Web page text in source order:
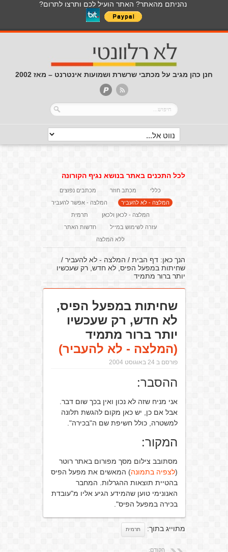
נהניתם מהאתר? האתר הועיל לכם ותרצו לתרום?
חנן כהן מגיב על מכתבי שרשרת ושמועות אינטרנט – מאז 2002
לכל התכנים באתר בנושא נגיף הקורונה
כללי מכתב חוזר
מכתבים נפוצים
המלצה - לא להעביר
המלצה - אפשר להעביר
המלצה - לכאן ולכאן
תרמית
עזרה לשימוש במייל
חדשות האתר
ללא המלצה
הנך כאן:דף הבית / המלצה - לא להעביר /
שחיתות במפעל הפיס, לא חדש, רק שעכשיו
יותר ברור מתמיד
שחיתות במפעל הפיס,
לא חדש, רק שעכשיו
יותר ברור מתמיד
(המלצה - לא להעביר)
פורסם ב 24 באוגוסט 2004
ההסבר:
אני מניח שזה לא נכון ואין בכך שום דבר.
אבל אם כן, יש כאן מקום להגשת תלונה
למשטרה, כולל חשיפת שם ה"בכירה".
המקור:
מסתובב צילום מסך מפורום באתר רוטר
(לצפיה בתמונה) המאשים את מפעל הפיס
בהטיית תוצאות ההגרלות. המחבר
האנונימי טוען שהמידע הגיע אליו מ"עובדת
בכירה במפעל הפיס".
מתוייג בתוך: תרמית
הקודם: